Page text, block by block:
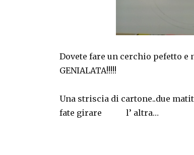
Dovete fare un cerchio pefetto e
GENIALATA!!!!!
Una striscia di cartone..due
fate girare l’ altra…